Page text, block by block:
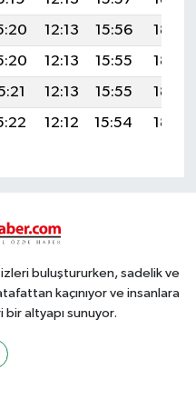
12:13 15:56
18:57
12:13 15:55
18:55
12:13 15:55
18:54
12:12 15:54 18:52
buluştururken, sadelik ve
kaçınıyor ve insanlara
altyapı sunuyor.